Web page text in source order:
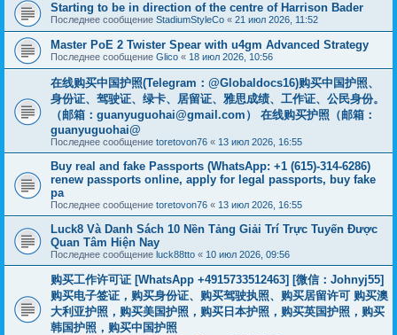
Starting to be in direction of the centre of Harrison Bader
Последнее сообщение StadiumStyleCo « 21 июл 2026, 11:52
Master PoE 2 Twister Spear with u4gm Advanced Strategy
Последнее сообщение Glico « 18 июл 2026, 10:56
在线购买中国护照(Telegram：@Globaldocs16)购买中国护照、
身份证、驾驶证、绿卡、居留证、雅思成绩、工作证、公民身份。
（邮箱： guanyuguohai@gmail.com ） 在线购买护照（邮箱：
guanyuguohai@
Последнее сообщение toretovon76 « 13 июл 2026, 16:55
Buy real and fake Passports (WhatsApp: +1 (615)-314-6286)
renew passports online, apply for legal passports, buy fake
pa
Последнее сообщение toretovon76 « 13 июл 2026, 16:55
Luck8 Và Danh Sách 10 Nền Tảng Giải Trí Trực Tuyến Được
Quan Tâm Hiện Nay
Последнее сообщение luck88tto « 10 июл 2026, 09:56
购买工作许可证 [WhatsApp +4915733512463] [微信：Johnyj55]
购买电子签证，购买身份证、购买驾驶执照、购买居留许可 购买澳
大利亚护照，购买美国护照，购买日本护照，购买英国护照，购买
韩国护照，购买中国护照